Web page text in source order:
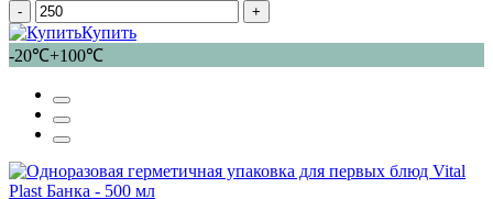
- +
Купить
-20℃+100℃